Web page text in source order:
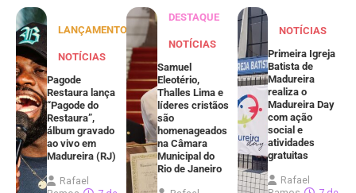
LANÇAMENTOS
NOTÍCIAS
Pagode
Restaura lança
“Pagode do
Restaura”,
álbum gravado
ao vivo em
Madureira (RJ)
Rafael
DESTAQUE
NOTÍCIAS
Samuel
Eleotério,
Thalles Lima e
líderes cristãos
são
homenageados
na Câmara
Municipal do
Rio de Janeiro
NOTÍCIAS
Primeira Igreja
Batista de
Madureira
realiza o
Madureira Day
com ação
social e
atividades
gratuitas
Rafael